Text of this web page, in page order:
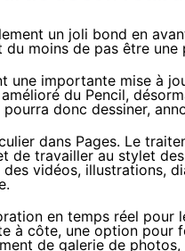
un joli bond en
du moins de pas être une
importante mise à
du Pencil,
pourra donc dessiner,
dans Pages. Le
de travailler au stylet
vidéos, illustrations,
en temps réel pour
à côte, une option
de galerie de